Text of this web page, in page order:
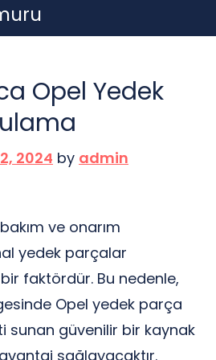
Opel Yedek
2024 by admin
ve onarım
yedek parçalar
faktördür. Bu nedenle,
Opel yedek parça
sunan güvenilir bir kaynak
sağlayacaktır.